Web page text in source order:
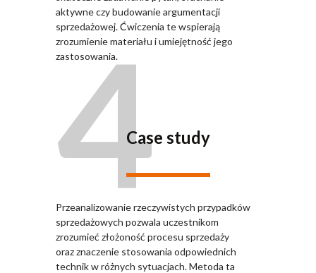
aktywne czy budowanie argumentacji
sprzedażowej. Ćwiczenia te wspierają
zrozumienie materiału i umiejętność jego
zastosowania.
4Case study
Przeanalizowanie rzeczywistych przypadków
sprzedażowych pozwala uczestnikom
zrozumieć złożoność procesu sprzedaży
oraz znaczenie stosowania odpowiednich
technik w różnych sytuacjach. Metoda ta